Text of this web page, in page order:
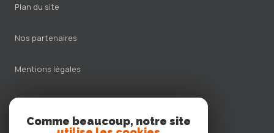
plan du site
nos partenaires
mentions légales
nos honoraires
Comme beaucoup, notre site